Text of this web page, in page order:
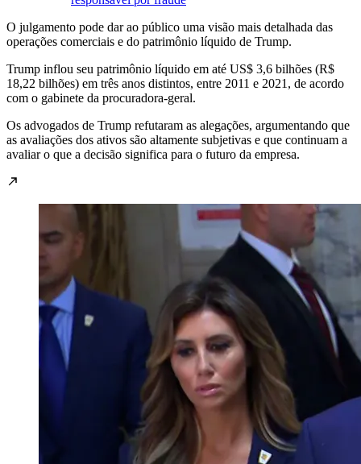
O julgamento pode dar ao público uma visão mais detalhada das
operações comerciais e do patrimônio líquido de Trump.
Trump inflou seu patrimônio líquido em até US$ 3,6 bilhões (R$
18,22 bilhões) em três anos distintos, entre 2011 e 2021, de acordo
com o gabinete da procuradora-geral.
Os advogados de Trump refutaram as alegações, argumentando que
as avaliações dos ativos são altamente subjetivas e que continuam a
avaliar o que a decisão significa para o futuro da empresa.